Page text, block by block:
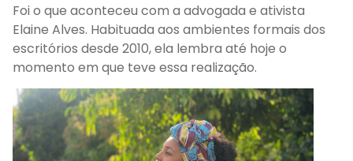
Foi o que aconteceu com a advogada e ativista
Elaine Alves. Habituada aos ambientes formais dos
escritórios desde 2010, ela lembra até hoje o
momento em que teve essa realização.